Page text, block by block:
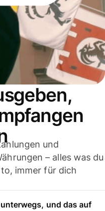
und
– alles was du
immer für dich
und das auf